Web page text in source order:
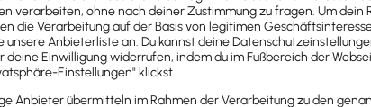
Mitarbeiter:innen mit einem
. Durch kleine Feiern